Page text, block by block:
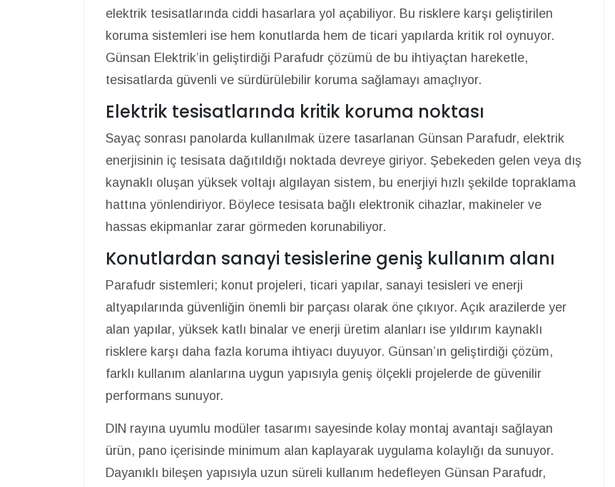
elektrik tesisatlarında ciddi hasarlara yol açabiliyor. Bu risklere karşı geliştirilen
koruma sistemleri ise hem konutlarda hem de ticari yapılarda kritik rol oynuyor.
Günsan Elektrik’in geliştirdiği Parafudr çözümü de bu ihtiyaçtan hareketle,
tesisatlarda güvenli ve sürdürülebilir koruma sağlamayı amaçlıyor.
Elektrik tesisatlarında kritik koruma noktası
Sayaç sonrası panolarda kullanılmak üzere tasarlanan Günsan Parafudr, elektrik
enerjisinin iç tesisata dağıtıldığı noktada devreye giriyor. Şebekeden gelen veya dış
kaynaklı oluşan yüksek voltajı algılayan sistem, bu enerjiyi hızlı şekilde topraklama
hattına yönlendiriyor. Böylece tesisata bağlı elektronik cihazlar, makineler ve
hassas ekipmanlar zarar görmeden korunabiliyor.
Konutlardan sanayi tesislerine geniş kullanım alanı
Parafudr sistemleri; konut projeleri, ticari yapılar, sanayi tesisleri ve enerji
altyapılarında güvenliğin önemli bir parçası olarak öne çıkıyor. Açık arazilerde yer
alan yapılar, yüksek katlı binalar ve enerji üretim alanları ise yıldırım kaynaklı
risklere karşı daha fazla koruma ihtiyacı duyuyor. Günsan’ın geliştirdiği çözüm,
farklı kullanım alanlarına uygun yapısıyla geniş ölçekli projelerde de güvenilir
performans sunuyor.
DIN rayına uyumlu modüler tasarımı sayesinde kolay montaj avantajı sağlayan
ürün, pano içerisinde minimum alan kaplayarak uygulama kolaylığı da sunuyor.
Dayanıklı bileşen yapısıyla uzun süreli kullanım hedefleyen Günsan Parafudr,